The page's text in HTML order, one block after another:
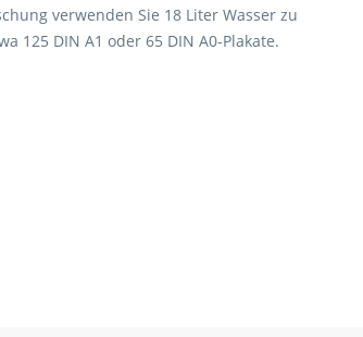
verwenden Sie 18 Liter Wasser zu
125 DIN A1 oder 65 DIN A0-Plakate.